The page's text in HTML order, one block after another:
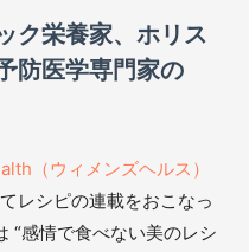
ク栄養家、ホリス
防医学専門家の
（ウィメンズヘルス）
レシピの連載をおこなっ
“感情で食べない美のレシ